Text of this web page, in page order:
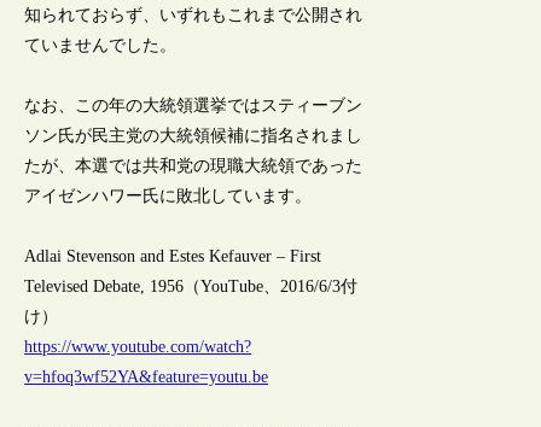
知られておらず、いずれもこれまで公開され
ていませんでした。
なお、この年の大統領選挙ではスティーブン
ソン氏が民主党の大統領候補に指名されまし
たが、本選では共和党の現職大統領であった
アイゼンハワー氏に敗北しています。
Adlai Stevenson and Estes Kefauver – First
Televised Debate, 1956（YouTube、2016/6/3付
け）
https://www.youtube.com/watch?
v=hfoq3wf52YA&feature=youtu.be